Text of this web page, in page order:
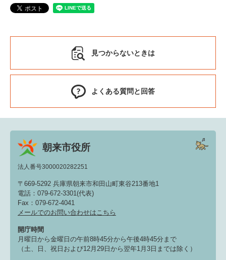
見つからないときは
よくある質問と回答
朝来市役所
法人番号3000020282251
〒669-5292 兵庫県朝来市和田山町東谷213番地1
電話：079-672-3301(代表)
Fax：079-672-4041
メールでのお問い合わせはこちら
開庁時間
月曜日から金曜日の午前8時45分から午後4時45分まで
（土、日、祝日および12月29日から翌年1月3日までは除く）